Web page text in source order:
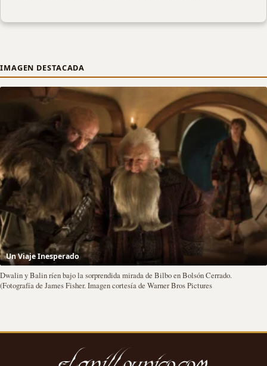
IMAGEN DESTACADA
Un Viaje Inesperado
Dwalin y Balin ríen bajo la sorprendida mirada de Bilbo en Bolsón Cerrado.
(Fotografía de James Fisher. Imagen cortesía de Warner Bros Pictures